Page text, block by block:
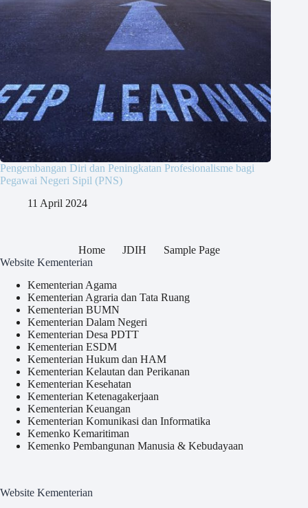
Pengembangan Diri dan Peningkatan Profesionalisme bagi
Pegawai Negeri Sipil (PNS)
11 April 2024
Home JDIH
Sample Page
Website Kementerian
Kementerian Agama
Kementerian Agraria dan Tata Ruang
Kementerian BUMN
Kementerian Dalam Negeri
Kementerian Desa PDTT
Kementerian ESDM
Kementerian Hukum dan HAM
Kementerian Kelautan dan Perikanan
Kementerian Kesehatan
Kementerian Ketenagakerjaan
Kementerian Keuangan
Kementerian Komunikasi dan Informatika
Kemenko Kemaritiman
Kemenko Pembangunan Manusia & Kebudayaan
Website Kementerian